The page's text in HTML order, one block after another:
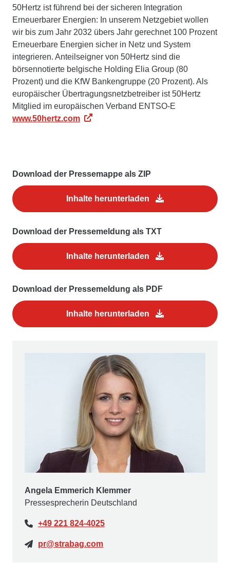
50Hertz ist führend bei der sicheren Integration
Erneuerbarer Energien: In unserem Netzgebiet wollen
wir bis zum Jahr 2032 übers Jahr gerechnet 100 Prozent
Erneuerbare Energien sicher in Netz und System
integrieren. Anteilseigner von 50Hertz sind die
börsennotierte belgische Holding Elia Group (80
Prozent) und die KfW Bankengruppe (20 Prozent). Als
europäischer Übertragungsnetzbetreiber ist 50Hertz
Mitglied im europäischen Verband ENTSO-E
www.50hertz.com
Download der Pressemappe als ZIP
Inhalte herunterladen
Download der Pressemeldung als TXT
Inhalte herunterladen
Download der Pressemeldung als PDF
Inhalte herunterladen
Angela Emmerich Klemmer
Pressesprecherin Deutschland
+49 221 824-4025
pr@strabag.com